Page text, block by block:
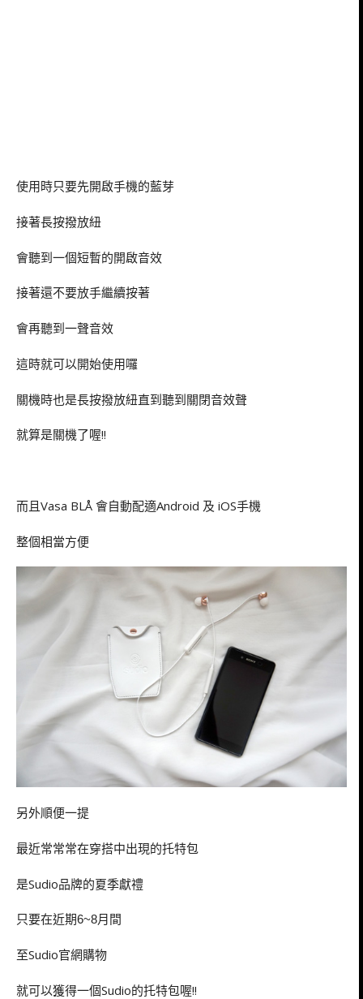
使用時只要先開啟手機的藍芽
接著長按撥放紐
會聽到一個短暫的開啟音效
接著還不要放手繼續按著
會再聽到一聲音效
這時就可以開始使用囉
關機時也是長按撥放紐直到聽到關閉音效聲
就算是關機了喔!!
而且Vasa BLÅ 會自動配適Android 及 iOS手機
整個相當方便